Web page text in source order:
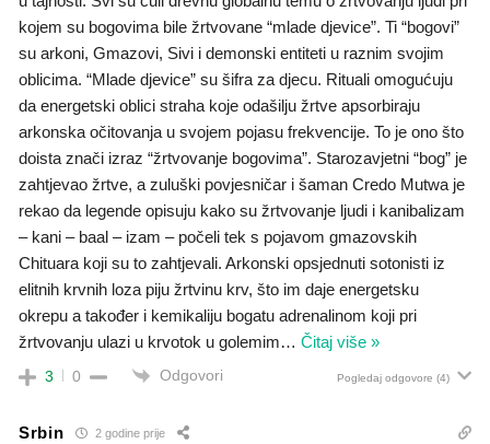
kojem su bogovima bile žrtvovane “mlade djevice”. Ti “bogovi”
su arkoni, Gmazovi, Sivi i demonski entiteti u raznim svojim
oblicima. “Mlade djevice” su šifra za djecu. Rituali omogućuju
da energetski oblici straha koje odašilju žrtve apsorbiraju
arkonska očitovanja u svojem pojasu frekvencije. To je ono što
doista znači izraz “žrtvovanje bogovima”. Starozavjetni “bog” je
zahtjevao žrtve, a zuluški povjesničar i šaman Credo Mutwa je
rekao da legende opisuju kako su žrtvovanje ljudi i kanibalizam
– kani – baal – izam – počeli tek s pojavom gmazovskih
Chituara koji su to zahtjevali. Arkonski opsjednuti sotonisti iz
elitnih krvnih loza piju žrtvinu krv, što im daje energetsku
okrepu a također i kemikaliju bogatu adrenalinom koji pri
žrtvovanju ulazi u krvotok u golemim… Čitaj više »
3 0 Odgovori Pogledaj odgovore (4)
Srbin 2 godine prije